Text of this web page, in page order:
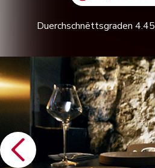
Duerchschnëttsgraden 4.45